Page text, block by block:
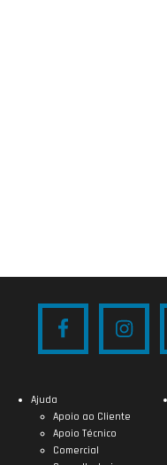
Ajuda
Apoio ao Cliente
Apoio Técnico
Comercial